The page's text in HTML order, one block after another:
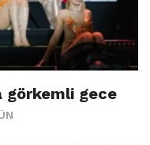
görkemli gece